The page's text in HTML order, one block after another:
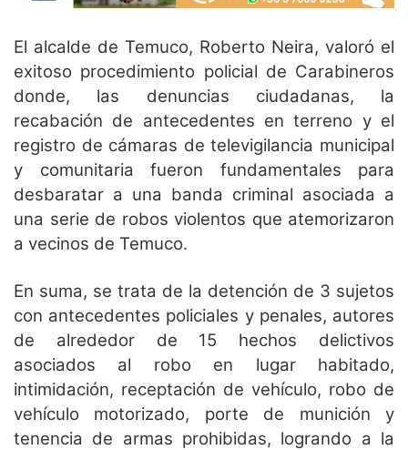
El alcalde de Temuco, Roberto Neira, valoró el
exitoso procedimiento policial de Carabineros
donde, las denuncias ciudadanas, la
recabación de antecedentes en terreno y el
registro de cámaras de televigilancia municipal
y comunitaria fueron fundamentales para
desbaratar a una banda criminal asociada a
una serie de robos violentos que atemorizaron
a vecinos de Temuco.
En suma, se trata de la detención de 3 sujetos
con antecedentes policiales y penales, autores
de alrededor de 15 hechos delictivos
asociados al robo en lugar habitado,
intimidación, receptación de vehículo, robo de
vehículo motorizado, porte de munición y
tenencia de armas prohibidas, logrando a la